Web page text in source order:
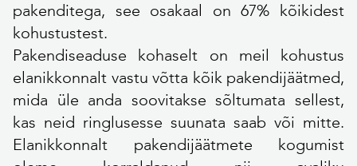
pakenditega, see osakaal on 67% kõikidest
kohustustest.
Pakendiseaduse kohaselt on meil kohustus
elanikkonnalt vastu võtta kõik pakendijäätmed,
mida üle anda soovitakse sõltumata sellest,
kas neid ringlusesse suunata saab või mitte.
Elanikkonnalt pakendijäätmete kogumist